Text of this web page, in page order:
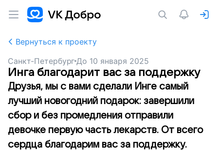
Вернуться к проекту
Санкт-Петербург До 10 января 2025
Инга благодарит вас за поддержку
Друзья, мы с вами сделали Инге самый
лучший новогодний подарок: завершили
сбор и без промедления отправили
девочке первую часть лекарств. От всего
сердца благодарим вас за поддержку.